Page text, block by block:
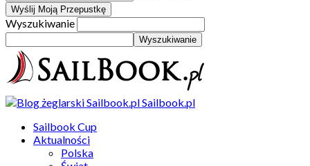
Wyszukiwanie
Sailbook.pl
Sailbook Cup
Aktualności
Polska